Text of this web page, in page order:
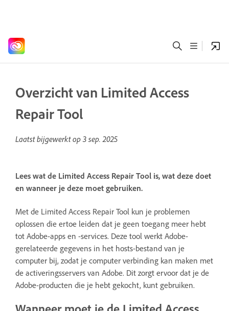
Overzicht van Limited Access
Repair Tool
Laatst bijgewerkt op 3 sep. 2025
Lees wat de Limited Access Repair Tool is, wat deze doet
en wanneer je deze moet gebruiken.
Met de Limited Access Repair Tool kun je problemen
oplossen die ertoe leiden dat je geen toegang meer hebt
tot Adobe-apps en -services. Deze tool werkt Adobe-
gerelateerde gegevens in het hosts-bestand van je
computer bij, zodat je computer verbinding kan maken met
de activeringsservers van Adobe. Dit zorgt ervoor dat je de
Adobe-producten die je hebt gekocht, kunt gebruiken.